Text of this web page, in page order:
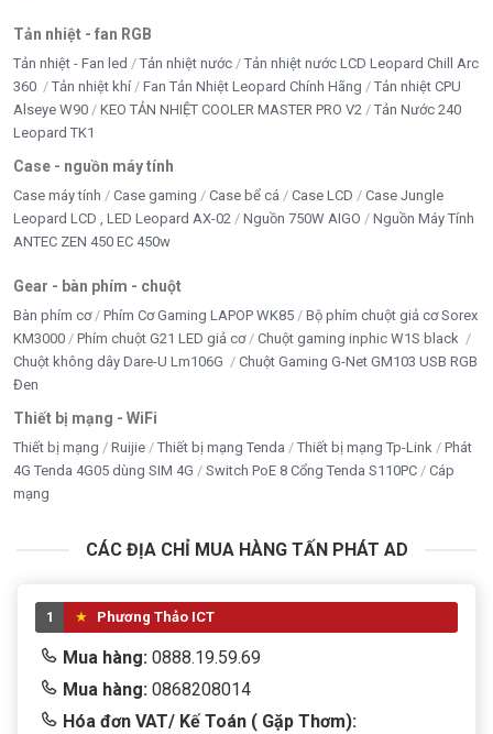
Tản nhiệt - fan RGB
Tản nhiệt - Fan led Tản nhiệt nước
Tản nhiệt nước LCD Leopard Chill Arc
360
Tản nhiệt khí Fan Tản Nhiệt Leopard Chính Hãng
Tản nhiệt CPU
Alseye W90
KEO TẢN NHIỆT COOLER MASTER PRO V2
Tản Nước 240
Leopard TK1
Case - nguồn máy tính
Case máy tính Case gaming Case bể cá Case LCD
Case Jungle
Leopard LCD , LED Leopard AX-02
Nguồn 750W AIGO
Nguồn Máy Tính
ANTEC ZEN 450 EC 450w
Gear - bàn phím - chuột
Bàn phím cơ Phím Cơ Gaming LAPOP WK85
Bộ phím chuột giả cơ Sorex
KM3000
Phím chuột G21 LED giả cơ
Chuột gaming inphic W1S black
Chuột không dây Dare-U Lm106G
Chuột Gaming G-Net GM103 USB RGB
Đen
Thiết bị mạng - WiFi
Thiết bị mạng Ruijie Thiết bị mạng Tenda Thiết bị mạng Tp-Link
Phát
4G Tenda 4G05 dùng SIM 4G
Switch PoE 8 Cổng Tenda S110PC
Cáp
mạng
CÁC ĐỊA CHỈ MUA HÀNG TẤN PHÁT AD
1 Phương Thảo ICT
Mua hàng: 0888.19.59.69
Mua hàng: 0868208014
Hóa đơn VAT/ Kế Toán ( Gặp Thơm):